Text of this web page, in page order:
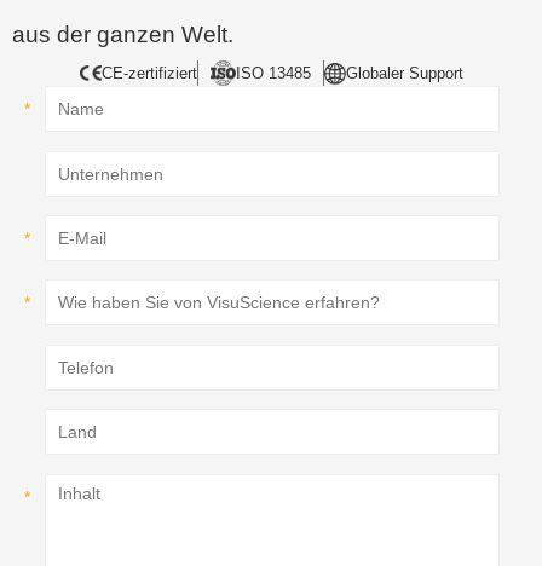
aus der ganzen Welt.
CE-zertifiziert ISO 13485 Globaler Support